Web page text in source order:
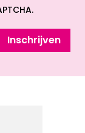
Inschrijven